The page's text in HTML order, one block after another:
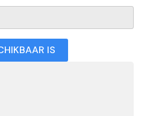
IS